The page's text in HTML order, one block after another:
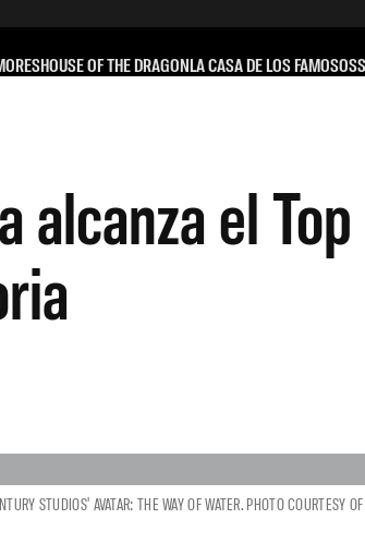
HOUSE OF THE DRAGONLA CASA DE LOS FAMOSOS
alcanza el
STUDIOS' AVATAR: THE WAY OF WATER. PHOTO